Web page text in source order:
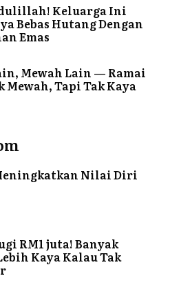
Keluarga Ini
Bebas Hutang Dengan
Emas
Mewah Lain — Ramai
Mewah, Tapi Tak Kaya
Nilai Diri
RM1 juta! Banyak
Kaya Kalau Tak